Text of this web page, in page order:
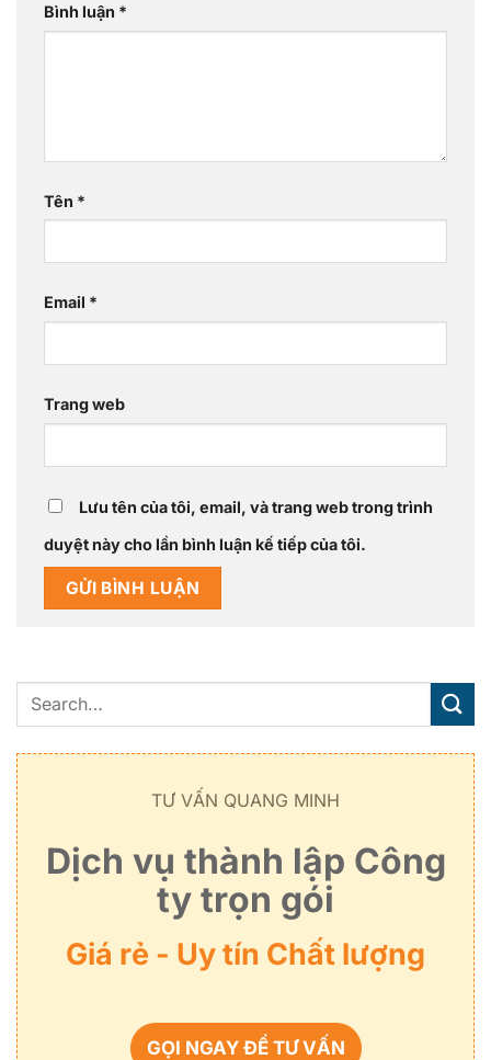
Bình luận *
Tên *
Email *
Trang web
Lưu tên của tôi, email, và trang web trong trình
duyệt này cho lần bình luận kế tiếp của tôi.
TƯ VẤN QUANG MINH
Dịch vụ thành lập Công
ty trọn gói
Giá rẻ - Uy tín Chất lượng
GỌI NGAY ĐỂ TƯ VẤN